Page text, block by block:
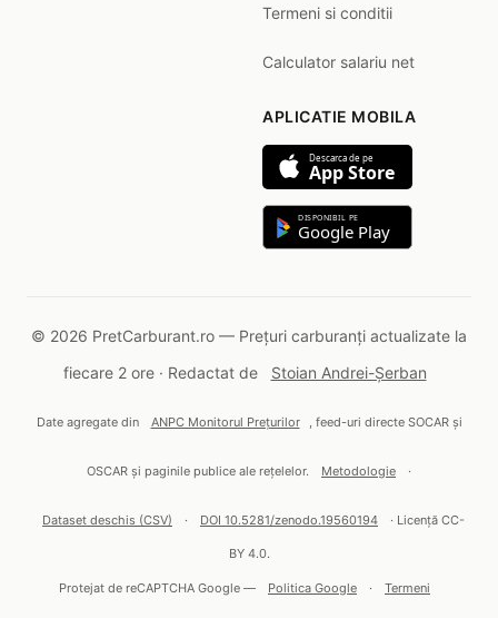
Termeni si conditii
Calculator salariu net
APLICATIE MOBILA
Descarca de pe
App Store
DISPONIBIL PE
Google Play
© 2026 PretCarburant.ro — Prețuri carburanți actualizate la
fiecare 2 ore · Redactat de
Stoian Andrei-Șerban
Date agregate din ANPC Monitorul Prețurilor , feed-uri directe SOCAR și
OSCAR și paginile publice ale rețelelor. Metodologie ·
Dataset deschis (CSV) · DOI 10.5281/zenodo.19560194 · Licență CC-
BY 4.0.
Protejat de reCAPTCHA Google — Politica Google · Termeni